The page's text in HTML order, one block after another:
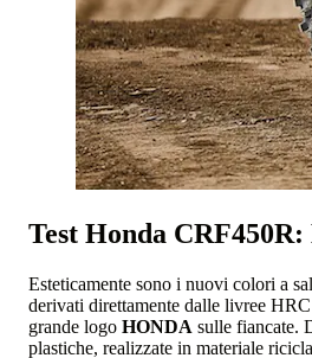
Test Honda
Esteticamente sono i nuovi colori a
derivati direttamente dalle livree
grande logo HONDA sulle fiancate.
plastiche, realizzate in materiale